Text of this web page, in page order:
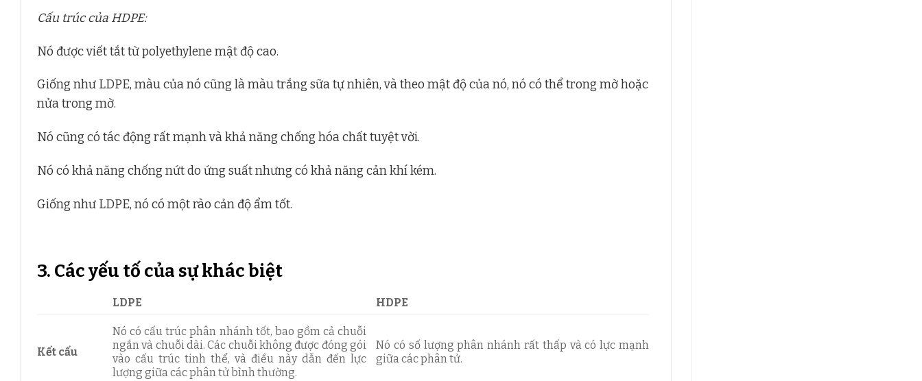
Cấu trúc của HDPE:
Nó được viết tắt từ polyethylene mật độ cao.
Giống như LDPE, màu của nó cũng là màu trắng sữa tự nhiên, và theo mật độ của nó, nó có thể trong mờ hoặc
nửa trong mờ.
Nó cũng có tác động rất mạnh và khả năng chống hóa chất tuyệt vời.
Nó có khả năng chống nứt do ứng suất nhưng có khả năng cản khí kém.
Giống như LDPE, nó có một rào cản độ ẩm tốt.
3. Các yếu tố của sự khác biệt
LDPE HDPE
Kết cấu
Nó có cấu trúc phân nhánh tốt, bao gồm cả chuỗi
ngắn và chuỗi dài. Các chuỗi không được đóng gói
vào cấu trúc tinh thể, và điều này dẫn đến lực
lượng giữa các phân tử bình thường.
Nó có số lượng phân nhánh rất thấp và có lực mạnh
giữa các phân tử.